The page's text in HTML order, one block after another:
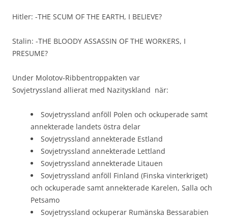
Hitler: -THE SCUM OF THE EARTH, I BELIEVE?
Stalin: -THE BLOODY ASSASSIN OF THE WORKERS, I
PRESUME?
Under Molotov-Ribbentroppakten var
Sovjetryssland allierat med Nazityskland när:
Sovjetryssland anföll Polen och ockuperade samt
annekterade landets östra delar
Sovjetryssland annekterade Estland
Sovjetryssland annekterade Lettland
Sovjetryssland annekterade Litauen
Sovjetryssland anföll Finland (Finska vinterkriget)
och ockuperade samt annekterade Karelen, Salla och
Petsamo
Sovjetryssland ockuperar Rumänska Bessarabien